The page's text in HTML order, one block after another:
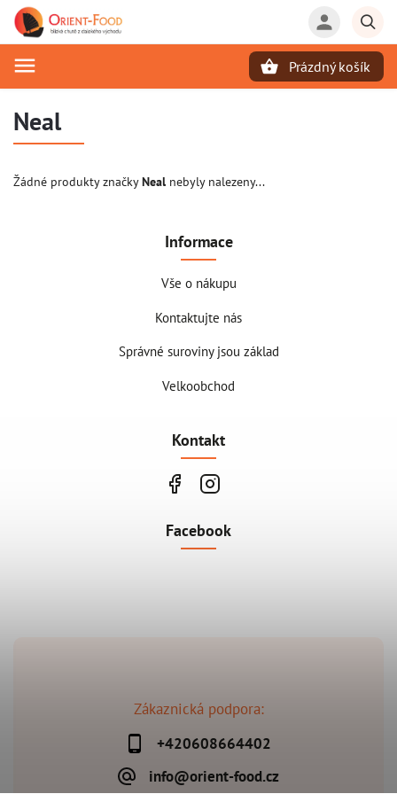
Prázdný košík
Neal
Žádné produkty značkyNeal nebyly nalezeny...
Zákaznická podpora:
+420608664402
info@orient-food.cz
Informace
Vše o nákupu
Kontaktujte nás
Správné suroviny jsou základ
Velkoobchod
Kontakt
Facebook